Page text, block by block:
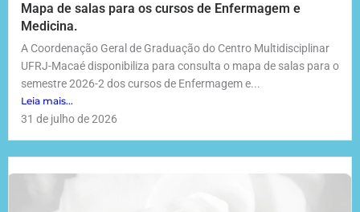
Mapa de salas para os cursos de Enfermagem e
Medicina.
A Coordenação Geral de Graduação do Centro Multidisciplinar
UFRJ-Macaé disponibiliza para consulta o mapa de salas para o
semestre 2026-2 dos cursos de Enfermagem e...
Leia mais...
31 de julho de 2026